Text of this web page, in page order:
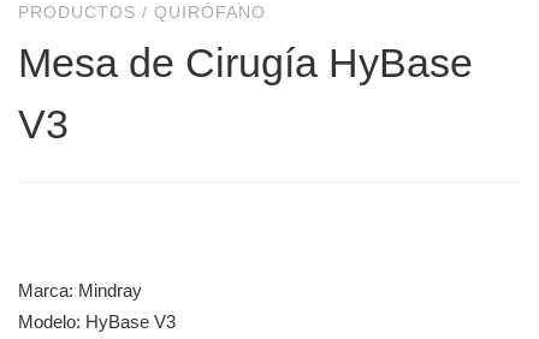
PRODUCTOS / QUIRÓFANO
Mesa de Cirugía HyBase
V3
Marca: Mindray
Modelo: HyBase V3